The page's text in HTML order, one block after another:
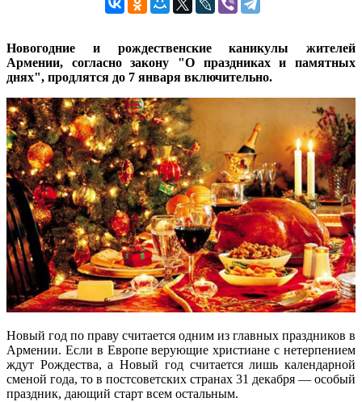
Новогодние и рождественские каникулы жителей
Армении, согласно закону "О праздниках и памятных
днях", продлятся до 7 января включительно.
Новый год по праву считается одним из главных праздников в
Армении. Если в Европе верующие христиане с нетерпением
ждут Рождества, а Новый год считается лишь календарной
сменой года, то в постсоветских странах 31 декабря — особый
праздник, дающий старт всем остальным.